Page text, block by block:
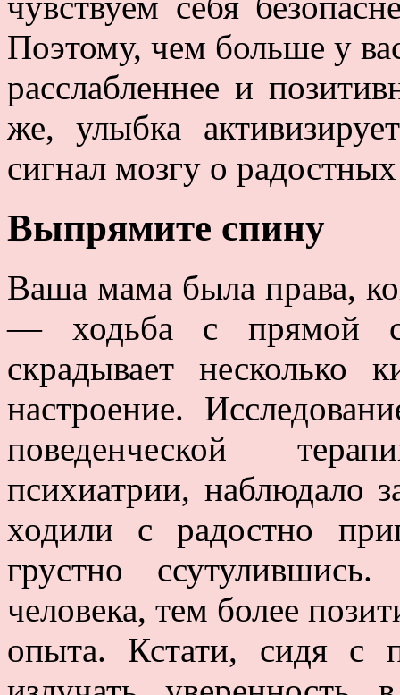
Поэтому, чем больше у
расслабленнее и
же, улыбка
сигнал мозгу о
Выпрямите спину
Ваша мама была права,
— ходьба с прямой
скрадывает несколько
настроение.
поведенческой
психиатрии, наблюдало
ходили с радостно
грустно
человека, тем более
опыта. Кстати, сидя с